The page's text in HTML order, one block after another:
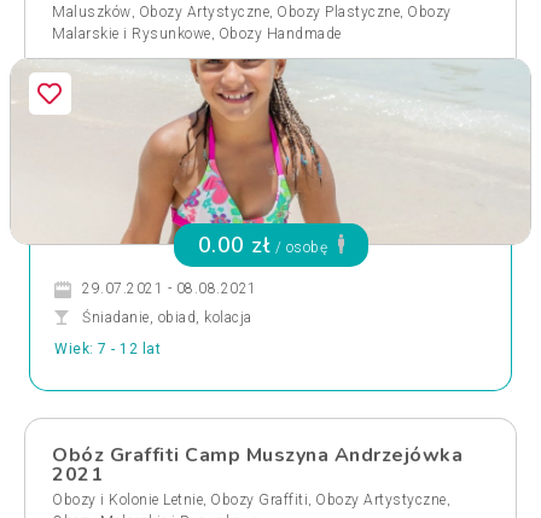
Maluszków, Obozy Artystyczne, Obozy Plastyczne, Obozy
Malarskie i Rysunkowe, Obozy Handmade
0.00 zł / osobę
29.07.2021 - 08.08.2021
Śniadanie, obiad, kolacja
Wiek: 7 - 12 lat
Obóz Graffiti Camp Muszyna Andrzejówka
2021
Obozy i Kolonie Letnie, Obozy Graffiti, Obozy Artystyczne,